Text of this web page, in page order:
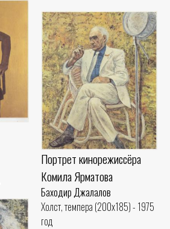
Портрет кинорежиссёра
Комила Ярматова
Баходир Джалалов
Холст, темпера (200x185) - 1975
год